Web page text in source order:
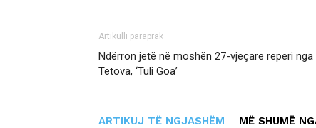
Artikulli paraprak
Ndërron jetë në moshën 27-vjeçare reperi nga
Tetova, ‘Tuli Goa’
ARTIKUJ TË NGJASHËM MË SHUMË